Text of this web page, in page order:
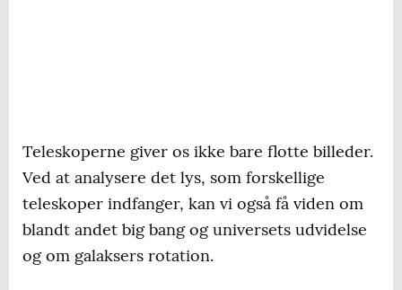
Teleskoperne giver os ikke bare flotte billeder.
Ved at analysere det lys, som forskellige
teleskoper indfanger, kan vi også få viden om
blandt andet big bang og universets udvidelse
og om galaksers rotation.